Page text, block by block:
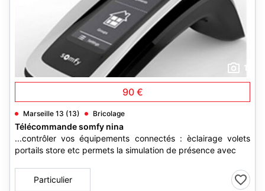
1
90 €
Marseille 13 (13) Bricolage
Télécommande somfy nina
...contrôler vos équipements connectés : èclairage volets
portails store etc permets la simulation de présence avec
Particulier